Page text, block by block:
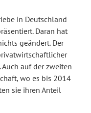
in Deutschland
Daran hat
geändert. Der
auf der zweiten
wo es bis 2014
sie ihren Anteil